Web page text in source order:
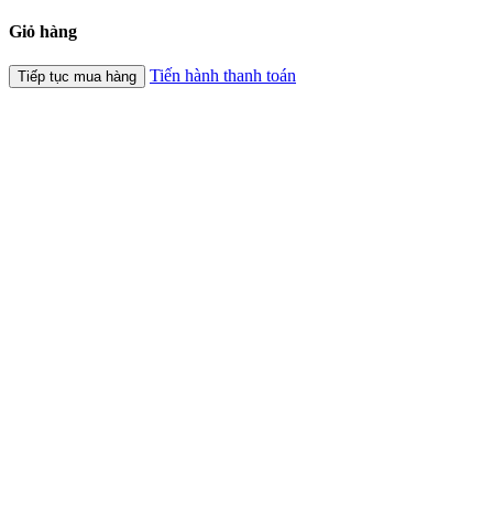
Giỏ hàng
Tiếp tục mua hàng Tiến hành thanh toán